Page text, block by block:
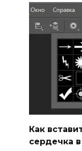
Как
сердечка